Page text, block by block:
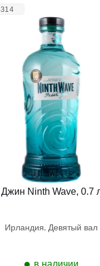
Джин Ninth Wave, 0.7
ирландия девятый вал
в наличии